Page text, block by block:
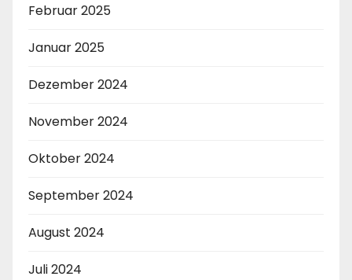
Februar 2025
Januar 2025
Dezember 2024
November 2024
Oktober 2024
September 2024
August 2024
Juli 2024